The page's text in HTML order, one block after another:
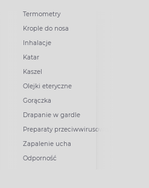
Termometry
Krople do nosa
Inhalacje
Katar
Kaszel
Olejki eteryczne
Gorączka
Drapanie w gardle
Preparaty przeciwwirusowe
Zapalenie ucha
Odporność